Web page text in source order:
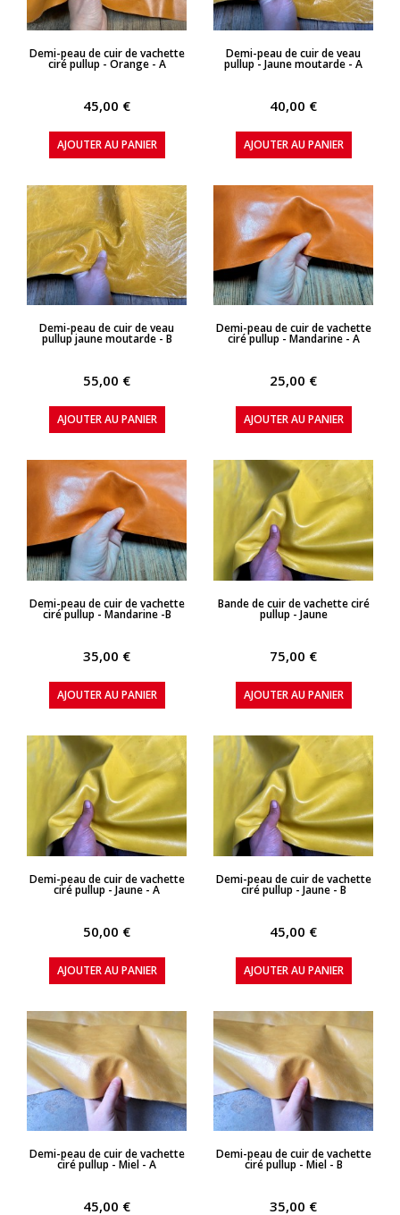
APERÇU RAPIDE
Demi-peau de cuir de vachette
ciré pullup - Orange - A
45,00 €
AJOUTER AU PANIER
APERÇU RAPIDE
Demi-peau de cuir de veau
pullup - Jaune moutarde - A
40,00 €
AJOUTER AU PANIER
APERÇU RAPIDE
Demi-peau de cuir de veau
pullup jaune moutarde - B
55,00 €
AJOUTER AU PANIER
APERÇU RAPIDE
Demi-peau de cuir de vachette
ciré pullup - Mandarine - A
25,00 €
AJOUTER AU PANIER
APERÇU RAPIDE
Demi-peau de cuir de vachette
ciré pullup - Mandarine -B
35,00 €
AJOUTER AU PANIER
APERÇU RAPIDE
Bande de cuir de vachette ciré
pullup - Jaune
75,00 €
AJOUTER AU PANIER
APERÇU RAPIDE
Demi-peau de cuir de vachette
ciré pullup - Jaune - A
50,00 €
AJOUTER AU PANIER
APERÇU RAPIDE
Demi-peau de cuir de vachette
ciré pullup - Jaune - B
45,00 €
AJOUTER AU PANIER
APERÇU RAPIDE
Demi-peau de cuir de vachette
ciré pullup - Miel - A
45,00 €
APERÇU RAPIDE
Demi-peau de cuir de vachette
ciré pullup - Miel - B
35,00 €